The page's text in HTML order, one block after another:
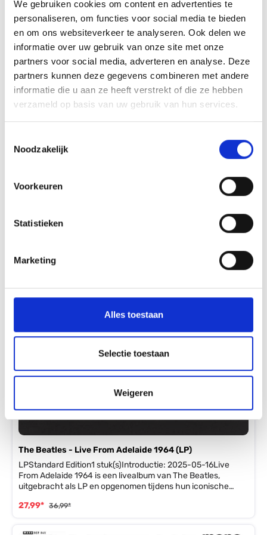
We gebruiken cookies om content en advertenties te
personaliseren, om functies voor social media te bieden
en om ons websiteverkeer te analyseren. Ook delen we
informatie over uw gebruik van onze site met onze
partners voor social media, adverteren en analyse. Deze
partners kunnen deze gegevens combineren met andere
informatie die u aan ze heeft verstrekt of die ze hebben
verzameld op basis van uw gebruik van hun services.
Noodzakelijk
Voorkeuren
Statistieken
Marketing
Alles toestaan
Selectie toestaan
Weigeren
The Beatles - Let It Be (LP)
LP Nieuw in de sealing. Kaft heeft een beschadiging aan de
bovenrugHeruitgave van het originele album van The
mix van Let It Be Tracklist Plaat 1. The Beatles - Two of Us
2. The Beatles - Dig a Pony 3. The Beatles - Across the
6. The Beatles - Let It Be 7. The Beatles - Maggie Mae 8. The
Beatles - I've Got a Feeling 9. The Beatles - One After 909
10. The Beatles - The Long and Winding Road 11. The Beatles
The Beatles - Live From Adelaide 1964 (LP)
LPStandard Edition1 stuk(s)Introductie: 2025-05-16Live
From Adelaide 1964 is een livealbum van The Beatles,
uitgebracht als LP en opgenomen tijdens hun iconische
pop en rock, meer specifiek de rock-‘n-roll en beatmuziek
biedt een rauw, energiek beeld van de band aan het begin
27,99* 36,99*